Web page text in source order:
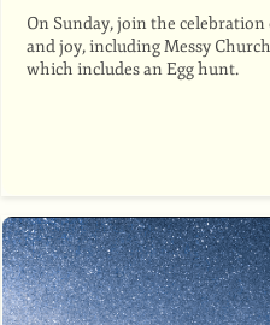
On Sunday, join the
and joy, including Messy
which includes an Egg hunt.